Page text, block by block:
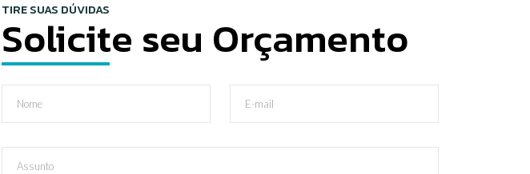
TIRE SUAS DÚVIDAS
Solicite seu Orçamento